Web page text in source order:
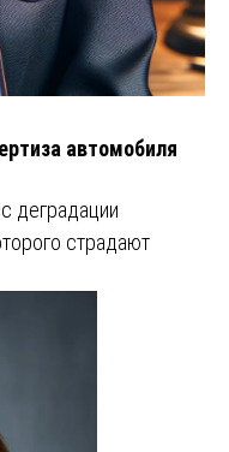
автомобиля
деградации
страдают